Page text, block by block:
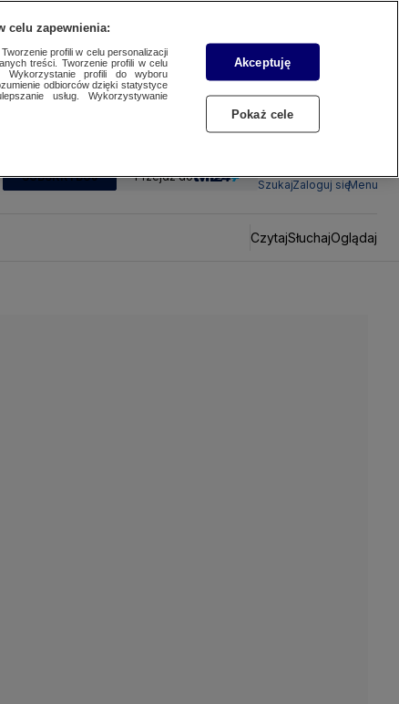
SUBSKRYBUJ Przejdź do
SzukajZaloguj sięMenu
CzytajSłuchajOglądaj
celu zapewnienia:
profili w celu personalizacji
treści. Tworzenie profili w celu
Wykorzystanie profili do wyboru
odbiorców dzięki statystyce
usług. Wykorzystywanie
Akceptuję
Pokaż cele